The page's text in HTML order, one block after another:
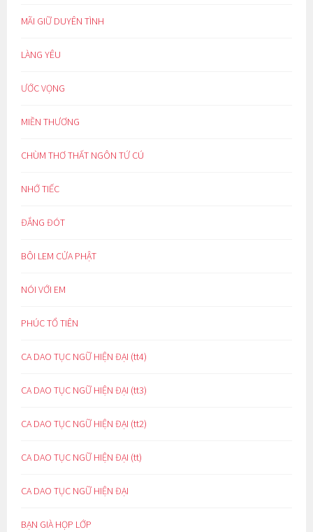
MÃI GIỮ DUYÊN TÌNH
LÀNG YÊU
ƯỚC VỌNG
MIỀN THƯƠNG
CHÙM THƠ THẤT NGÔN TỨ CÚ
NHỚ TIẾC
ĐẮNG ĐÓT
BÔI LEM CỬA PHẬT
NÓI VỚI EM
PHÚC TỔ TIÊN
CA DAO TỤC NGỮ HIỆN ĐẠI (tt4)
CA DAO TỤC NGỮ HIỆN ĐẠI (tt3)
CA DAO TỤC NGỮ HIỆN ĐẠI (tt2)
CA DAO TỤC NGỮ HIỆN ĐẠI (tt)
CA DAO TỤC NGỮ HIỆN ĐẠI
BẠN GIÀ HỌP LỚP